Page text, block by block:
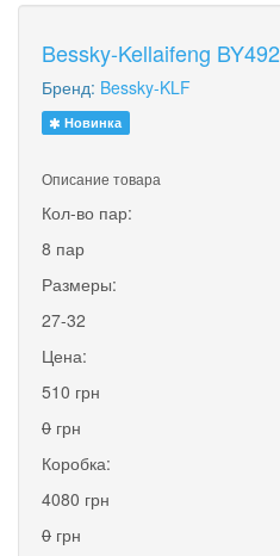
Bessky-Kellaifeng
Бренд: Bessky-KLF
Новинка
Описание товара
Кол-во пар:
8 пар
Размеры:
27-32
Цена:
510 грн
0 грн
Коробка:
4080 грн
0 грн